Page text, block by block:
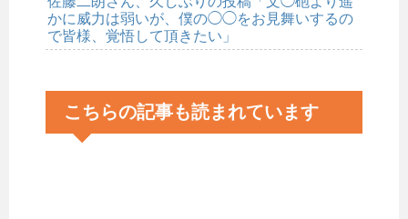
かに威力は弱いが、僕の◯◯をお見舞いするの
で皆様、覚悟して頂きたい」
こちらの記事も読まれています